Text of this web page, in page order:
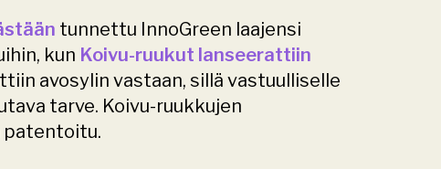
tunnettu InnoGreen laajensi
kun Koivu-ruukut lanseerattiin
avosylin vastaan, sillä vastuulliselle
tarve. Koivu-ruukkujen
patentoitu.